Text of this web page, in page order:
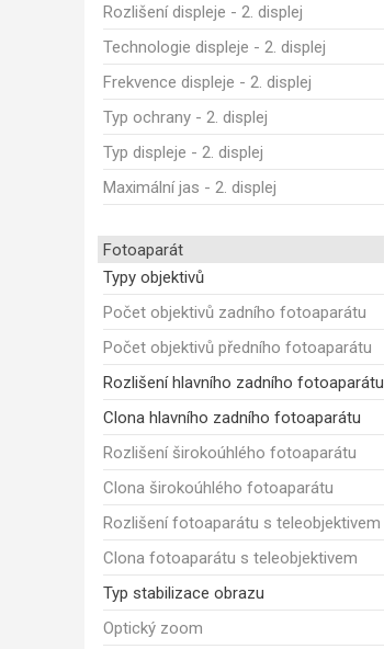
Rozlišení displeje - 2. displej
Technologie displeje - 2. displej
Frekvence displeje - 2. displej
Typ ochrany - 2. displej
Typ displeje - 2. displej
Maximální jas - 2. displej
Fotoaparát
Typy objektivů
Počet objektivů zadního fotoaparátu
Počet objektivů předního fotoaparátu
Rozlišení hlavního zadního fotoaparátu
Clona hlavního zadního fotoaparátu
Rozlišení širokoúhlého fotoaparátu
Clona širokoúhlého fotoaparátu
Rozlišení fotoaparátu s teleobjektivem
Clona fotoaparátu s teleobjektivem
Typ stabilizace obrazu
Optický zoom